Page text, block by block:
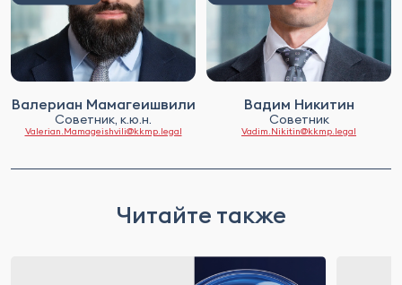
Валериан Мамагеишвили
Советник, к.ю.н.
Valerian.Mamageishvili@kkmp.legal
Вадим Никитин
Советник
Vadim.Nikitin@kkmp.legal
Читайте также